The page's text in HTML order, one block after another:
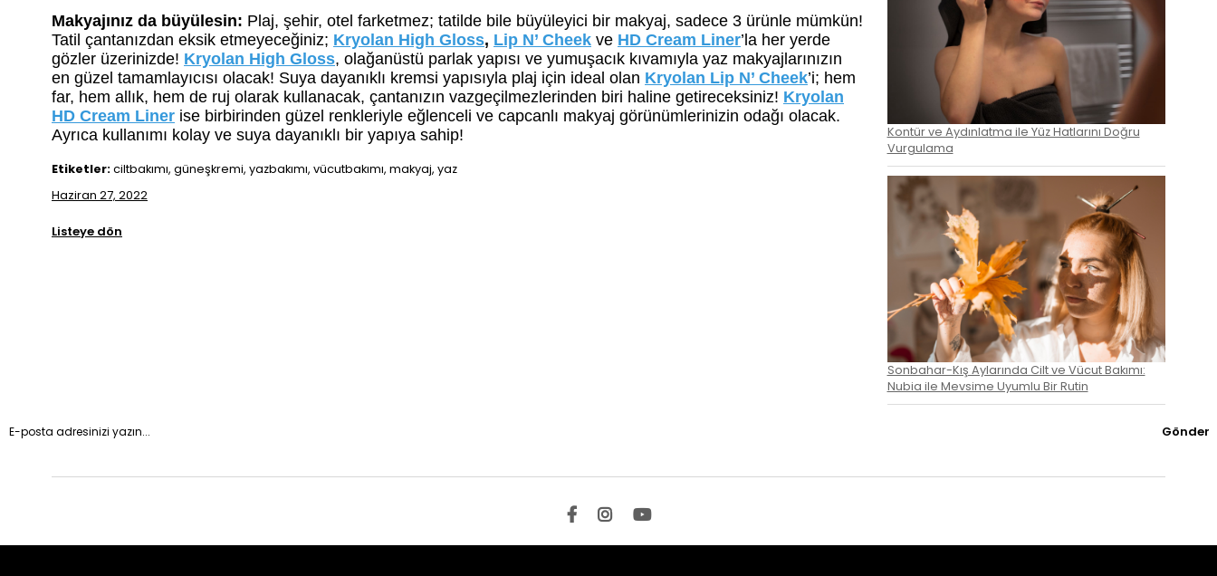
Makyajınız da büyülesin: Plaj, şehir, otel farketmez; tatilde bile büyüleyici bir makyaj, sadece 3 ürünle mümkün!
Tatil çantanızdan eksik etmeyeceğiniz; Kryolan High Gloss, Lip N’ Cheek ve HD Cream Liner’la her yerde
gözler üzerinizde! Kryolan High Gloss, olağanüstü parlak yapısı ve yumuşacık kıvamıyla yaz makyajlarınızın
en güzel tamamlayıcısı olacak! Suya dayanıklı kremsi yapısıyla plaj için ideal olan Kryolan Lip N’ Cheek’i; hem
far, hem allık, hem de ruj olarak kullanacak, çantanızın vazgeçilmezlerinden biri haline getireceksiniz! Kryolan
HD Cream Liner ise birbirinden güzel renkleriyle eğlenceli ve capcanlı makyaj görünümlerinizin odağı olacak.
Ayrıca kullanımı kolay ve suya dayanıklı bir yapıya sahip!
Etiketler:ciltbakımı, güneşkremi, yazbakımı, vücutbakımı, makyaj, yaz
Haziran 27, 2022
Listeye dön
Kontür ve Aydınlatma ile Yüz Hatlarını Doğru
Vurgulama
Sonbahar-Kış Aylarında Cilt ve Vücut Bakımı:
Nubia ile Mevsime Uyumlu Bir Rutin
Gönder